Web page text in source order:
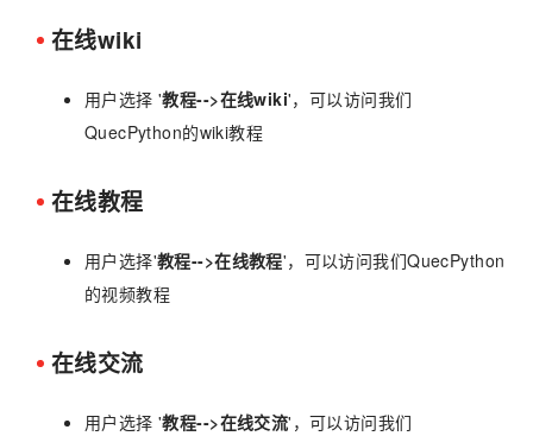
在线wiki
用户选择 '教程-->在线wiki'，可以访问我们
QuecPython的wiki教程
在线教程
用户选择'教程-->在线教程'，可以访问我们QuecPython
的视频教程
在线交流
用户选择 '教程-->在线交流'，可以访问我们